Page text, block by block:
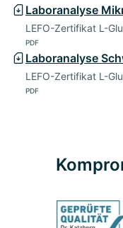
Laboranalyse
LEFO-Zertifikat L-
PDF
Laboranalyse
LEFO-Zertifikat L-
PDF